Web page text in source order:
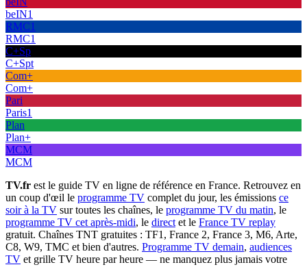
beIN1
RMC1
RMC1
C+Sp
C+Spt
Com+
Com+
Pari
Paris1
Plan
Plan+
MCM
MCM
TV.fr est le guide TV en ligne de référence en France. Retrouvez en
un coup d'œil le programme TV complet du jour, les émissions ce
soir à la TV sur toutes les chaînes, le programme TV du matin, le
programme TV cet après-midi, le direct et le France TV replay
gratuit. Chaînes TNT gratuites : TF1, France 2, France 3, M6, Arte,
C8, W9, TMC et bien d'autres. Programme TV demain, audiences
TV et grille TV heure par heure — ne manquez plus jamais votre